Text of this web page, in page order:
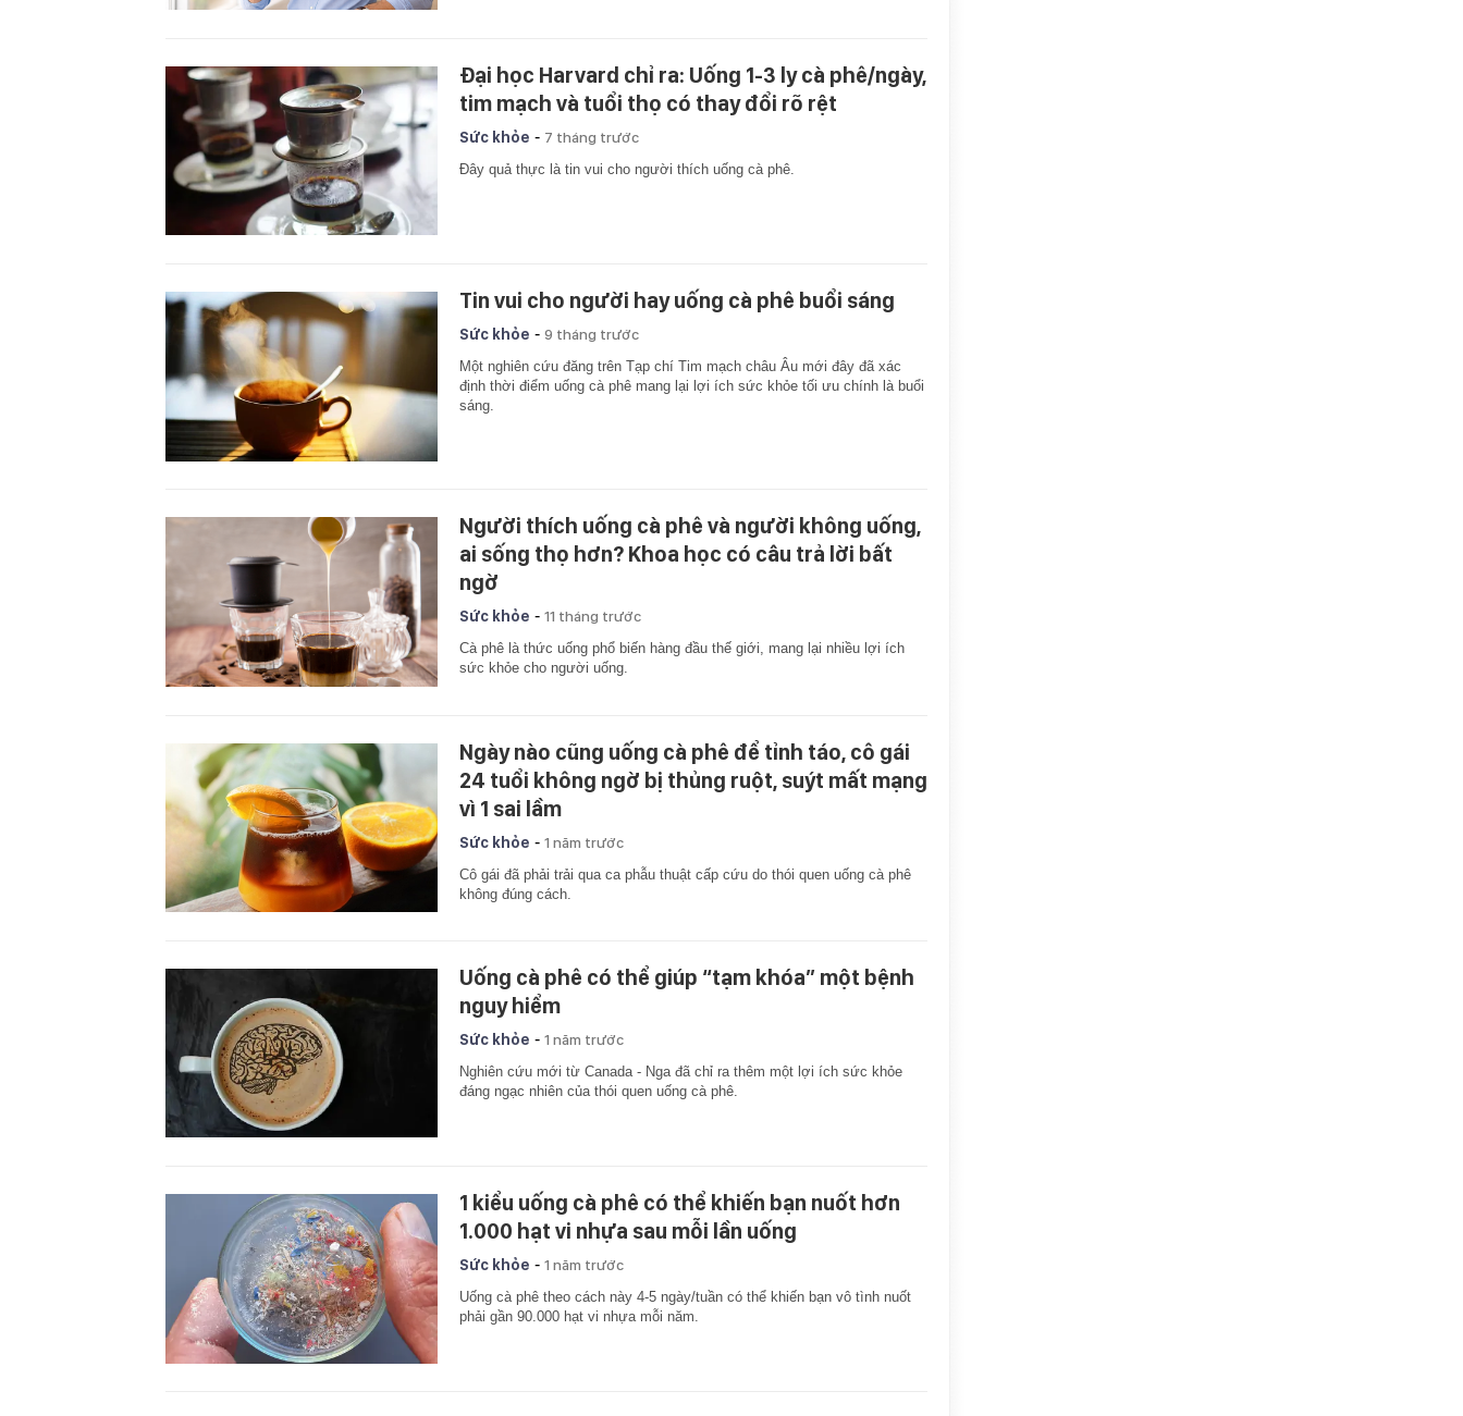
Đại học Harvard chỉ ra: Uống 1-3 ly cà phê/ngày,
tim mạch và tuổi thọ có thay đổi rõ rệt
Sức khỏe - 7 tháng trước
Đây quả thực là tin vui cho người thích uống cà phê.
Tin vui cho người hay uống cà phê buổi sáng
Sức khỏe - 9 tháng trước
Một nghiên cứu đăng trên Tạp chí Tim mạch châu Âu mới đây đã xác
định thời điểm uống cà phê mang lại lợi ích sức khỏe tối ưu chính là buổi
sáng.
Người thích uống cà phê và người không uống,
ai sống thọ hơn? Khoa học có câu trả lời bất
ngờ
Sức khỏe - 11 tháng trước
Cà phê là thức uống phổ biến hàng đầu thế giới, mang lại nhiều lợi ích
sức khỏe cho người uống.
Ngày nào cũng uống cà phê để tỉnh táo, cô gái
24 tuổi không ngờ bị thủng ruột, suýt mất mạng
vì 1 sai lầm
Sức khỏe - 1 năm trước
Cô gái đã phải trải qua ca phẫu thuật cấp cứu do thói quen uống cà phê
không đúng cách.
Uống cà phê có thể giúp “tạm khóa” một bệnh
nguy hiểm
Sức khỏe - 1 năm trước
Nghiên cứu mới từ Canada - Nga đã chỉ ra thêm một lợi ích sức khỏe
đáng ngạc nhiên của thói quen uống cà phê.
1 kiểu uống cà phê có thể khiến bạn nuốt hơn
1.000 hạt vi nhựa sau mỗi lần uống
Sức khỏe - 1 năm trước
Uống cà phê theo cách này 4-5 ngày/tuần có thể khiến bạn vô tình nuốt
phải gần 90.000 hạt vi nhựa mỗi năm.